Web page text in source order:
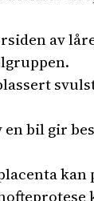
av
bil gir
kan